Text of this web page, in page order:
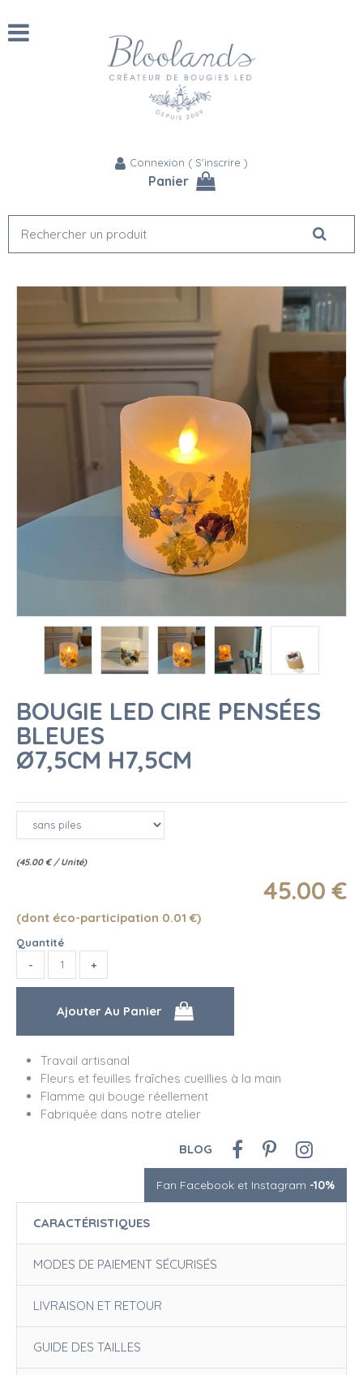
Connexion ( S'inscrire )
Panier
BOUGIE LED CIRE PENSÉES
BLEUES
Ø7,5CM H7,5CM
(45.00 € / Unité)
45.00 €
(dont éco-participation 0.01 €)
Quantité
Travail artisanal
Fleurs et feuilles fraîches cueillies à la main
Flamme qui bouge réellement
Fabriquée dans notre atelier
BLOG
Fan Facebook et Instagram -10%
CARACTÉRISTIQUES
MODES DE PAIEMENT SÉCURISÉS
LIVRAISON ET RETOUR
GUIDE DES TAILLES